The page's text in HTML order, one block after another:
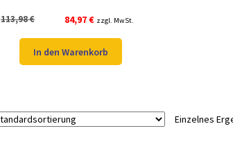
113,98€
Ursprünglicher
war:
113,98 €
84,97€Aktueller
ist:
84,97 €.
zzgl. MwSt.
In den Warenkorb
Einzelnes